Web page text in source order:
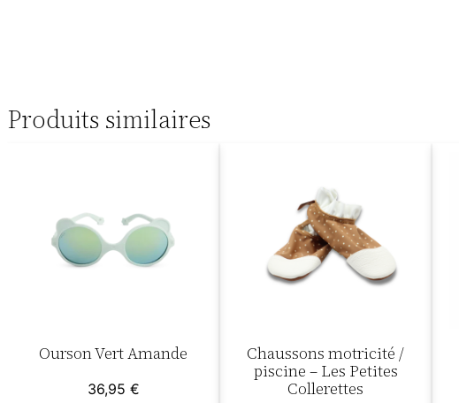
Produits similaires
Ourson Vert Amande
36,95 €
Chaussons motricité /
piscine – Les Petites
Collerettes